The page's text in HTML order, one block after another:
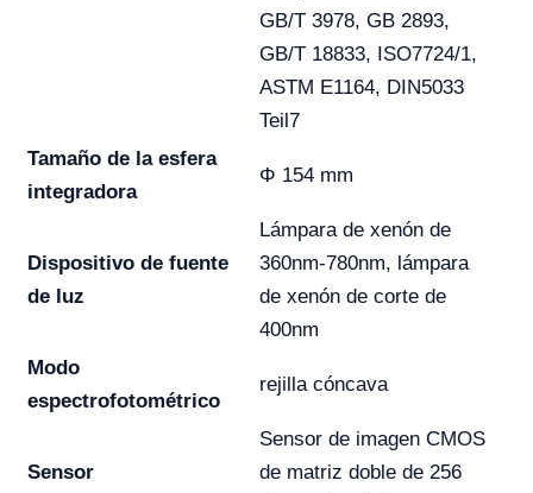
GB/T 3978, GB 2893,
GB/T 18833, ISO7724/1,
ASTM E1164, DIN5033
Teil7
Tamaño de la esfera
integradora
Φ 154 mm
Dispositivo de fuente
de luz
Lámpara de xenón de
360nm-780nm, lámpara
de xenón de corte de
400nm
Modo
espectrofotométrico
rejilla cóncava
Sensor
Sensor de imagen CMOS
de matriz doble de 256